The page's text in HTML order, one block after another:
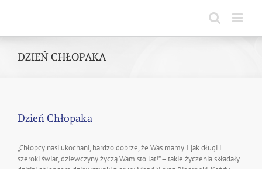
DZIEŃ CHŁOPAKA
Dzień Chłopaka
„Chłopcy nasi ukochani, bardzo dobrze, że Was mamy. I jak długi i
szeroki świat, dziewczyny życzą Wam sto lat!” – takie życzenia składały